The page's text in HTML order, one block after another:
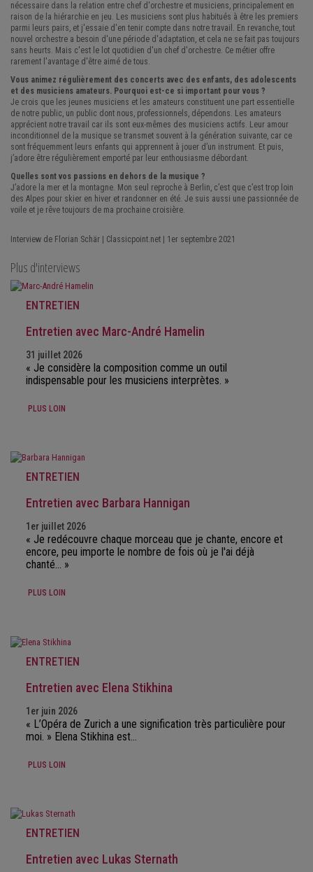
nécessaire dans la relation entre chef d'orchestre et musiciens, principalement en
raison de la hiérarchie en jeu. Les musiciens sont plus habitués à être les premiers
parmi leurs pairs, et j'essaie d'en tenir compte dans notre travail. En revanche, tout
nouvel orchestre a besoin d'une période d'adaptation, et cela ne se fait pas toujours
sans heurts. Mais c'est le lot quotidien d'un chef d'orchestre. Ce métier offre
rarement l'avantage d'être aimé de tous.
Vous animez régulièrement des concerts avec des enfants, des adolescents
et des musiciens amateurs. Pourquoi est-ce si important pour vous ?
Je crois que les jeunes musiciens et les amateurs constituent une part essentielle
de notre public, un public dont nous, professionnels, dépendons. Les amateurs
apprécient notre travail car ils sont eux-mêmes des musiciens actifs. Leur amour
inconditionnel de la musique se transmet souvent à la génération suivante, car ce
sont fréquemment leurs enfants qui apprennent à jouer d’un instrument. Et puis,
j’adore être régulièrement emporté par leur enthousiasme débordant.
Quelles sont vos passions en dehors de la musique ?
J’adore la mer et la montagne. Mon seul reproche à Berlin, c’est que c’est trop loin
des Alpes pour skier en hiver et randonner en été. Je suis aussi une passionnée de
voile et je rêve toujours de ma prochaine croisière.
Interview de Florian Schär | Classicpoint.net | 1er septembre 2021
Plus d'interviews
ENTRETIEN
Entretien avec Marc-André Hamelin
31 juillet 2026
« Je considère la composition comme un outil
indispensable pour les musiciens interprètes. »
PLUS LOIN
ENTRETIEN
Entretien avec Barbara Hannigan
1er juillet 2026
« Je redécouvre chaque morceau que je chante, encore et
encore, peu importe le nombre de fois où je l'ai déjà
chanté... »
PLUS LOIN
ENTRETIEN
Entretien avec Elena Stikhina
1er juin 2026
« L’Opéra de Zurich a une signification très particulière pour
moi. » Elena Stikhina est…
PLUS LOIN
ENTRETIEN
Entretien avec Lukas Sternath